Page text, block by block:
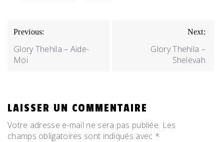
NAVIGATION
DE
L’ARTICLE
Previous:
Glory Thehila – Aide-
Moi
Next:
Glory Thehila –
Shelevah
LAISSER UN COMMENTAIRE
Votre adresse e-mail ne sera pas publiée. Les
champs obligatoires sont indiqués avec *